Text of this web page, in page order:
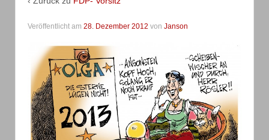
Veröffentlicht am 28. Dezember 2012 von Janson